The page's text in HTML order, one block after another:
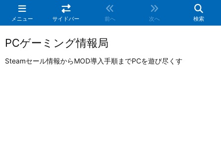
メニュー サイドバー 前へ 次へ 検索
PCゲーミング情報局
Steamセール情報からMOD導入手順までPCを遊び尽くす